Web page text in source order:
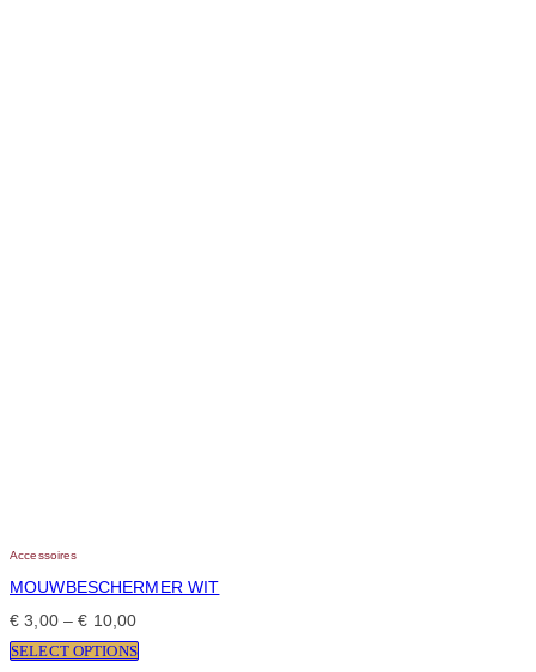
Accessoires
MOUWBESCHERMER WIT
€ 3,00–€ 10,00
SELECT OPTIONS